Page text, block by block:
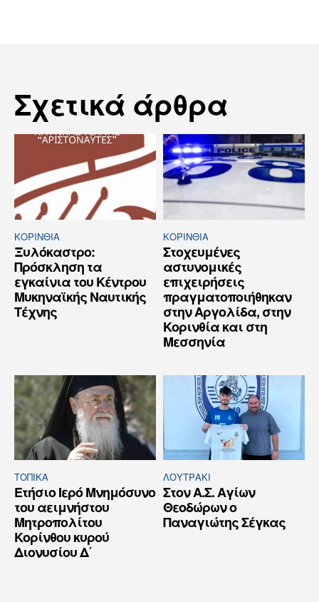
Σχετικά άρθρα
ΚΟΡΙΝΘΊΑ
Ξυλόκαστρο:
Πρόσκληση τα
εγκαίνια του Κέντρου
Μυκηναϊκής Ναυτικής
Τέχνης
ΚΟΡΙΝΘΊΑ
Στοχευμένες
αστυνομικές
επιχειρήσεις
πραγματοποιήθηκαν
στην Αργολίδα, στην
Κορινθία και στη
Μεσσηνία
ΤΟΠΙΚΑ
Ετήσιο Ιερό Μνημόσυνο
του αειμνήστου
Μητροπολίτου
Κορίνθου κυρού
Διονυσίου Δ΄
ΛΟΥΤΡΆΚΙ
Στον Α.Σ. Αγίων
Θεοδώρων ο
Παναγιώτης Σέγκας